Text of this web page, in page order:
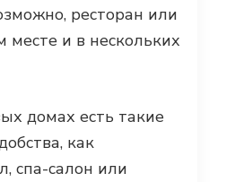
ресторан или
месте и в нескольких
домах есть такие
как
спа-салон или